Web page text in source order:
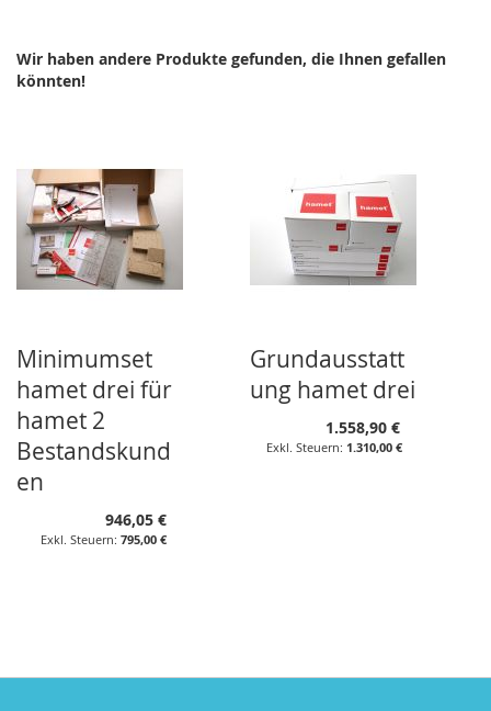
Wir haben andere Produkte gefunden, die Ihnen gefallen
könnten!
Minimumset
hamet drei für
hamet 2
Bestandskund
en
946,05 €
795,00 €
Grundausstatt
ung hamet drei
1.558,90 €
1.310,00 €